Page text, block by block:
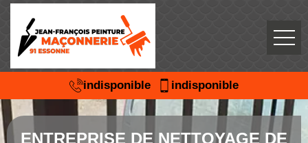
indisponible indisponible
ENTREPRISE DE NETTOYAGE DE